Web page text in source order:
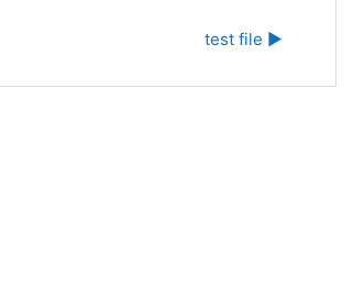
test file ▶︎